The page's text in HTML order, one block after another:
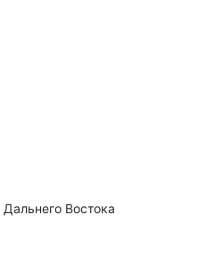
Востока